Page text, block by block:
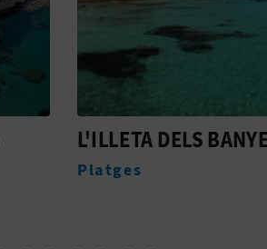
ATLÁNTIDA CLUB DE
BUCEO